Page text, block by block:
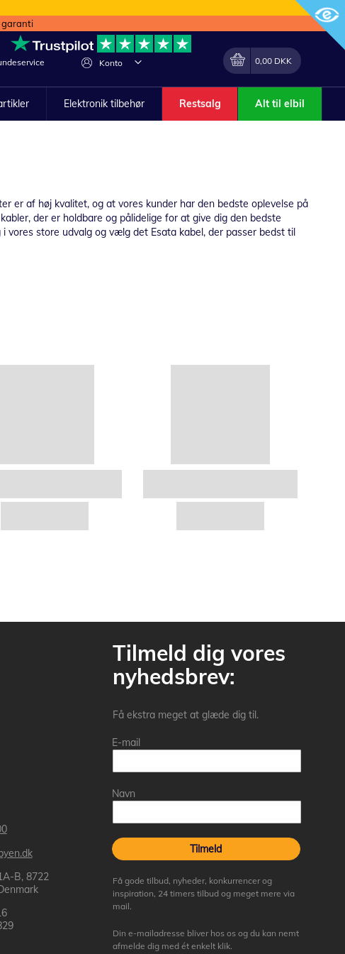
garanti
Konto
Lave
Min indkøbskurv
0,00 DKK
Elektronik tilbehør Restsalg Alt til elbil
er af høj kvalitet, og at vores kunder har den bedste oplevelse på
der er holdbare og pålidelige for at give dig den bedste
store udvalg og vælg det Esata kabel, der passer bedst til
B, 8722
Tilmeld dig vores
nyhedsbrev:
Få ekstra meget at glæde dig til.
E-mail
Navn
Tilmeld
Få gode tilbud, nyheder, konkurrencer og
inspiration, 24 timers tilbud og meget mere via
mail.
Din e-mailadresse bliver hos os og du kan nemt
afmelde dig med ét enkelt klik.